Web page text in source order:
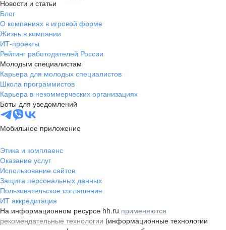
Новости и статьи
Блог
О компаниях в игровой форме
Жизнь в компании
ИТ-проекты
Рейтинг работодателей России
Молодым специалистам
Карьера для молодых специалистов
Школа программистов
Карьера в некоммерческих организациях
Боты для уведомлений
Мобильное приложение
Этика и комплаенс
Оказание услуг
Использование сайтов
Защита персональных данных
Пользовательское соглашение
ИТ аккредитация
На информационном ресурсе hh.ru применяются
рекомендательные технологии (информационные технологии